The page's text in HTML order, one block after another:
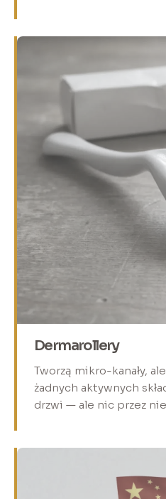
Dermarollery
Tworzą mikro-kanały,
żadnych aktywnych
drzwi — ale nic przez